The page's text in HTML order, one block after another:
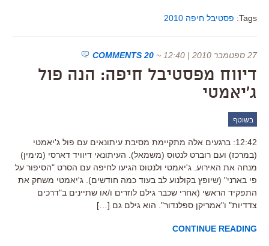
Tags: פסטיבל חיפה 2010
27 ספטמבר 2010 | 12:40 ~
20 COMMENTS
דיווח מפסטיבל חיפה: הנה פול
ג'יאמטי
בשוטף
12:42: ברגעים אלה מתקיימת מסיבת עיתונאים עם פול ג'יאמטי
(במרכז) ועם רוברט לנטוס (משמאל). העיתונאי דיוויד דארסי (מימין)
מנחה את האירוע. ג'יאמטי ולנטוס הגיעו לחיפה עם הסרט "הסיפור על
פי בארני" (שיופץ בקולנוע לב בעוד כמה חודשים). ג'יאמטי משחק את
התפקיד הראשי (אחרי שכבר גילם לוזרים ו/או שתיינים ב"דרכים
צדדיות" ו"אמריקן ספלנדור". הוא גילם גם […]
CONTINUE READING